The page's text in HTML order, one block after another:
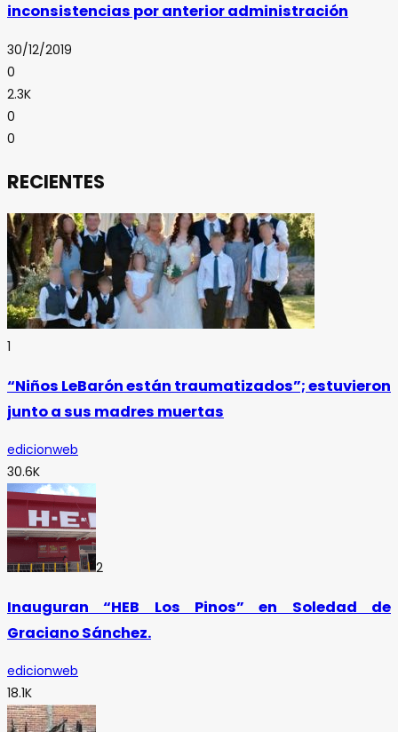
inconsistencias por anterior administración
30/12/2019
0
2.3K
0
0
RECIENTES
1
“Niños LeBarón están traumatizados”; estuvieron
junto a sus madres muertas
edicionweb
30.6K
2
Inauguran “HEB Los Pinos” en Soledad de
Graciano Sánchez.
edicionweb
18.1K